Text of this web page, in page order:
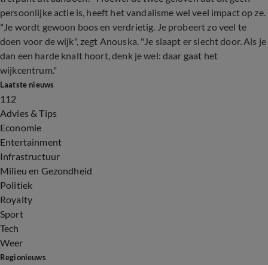
persoonlijke actie is, heeft het vandalisme wel veel impact op ze.
"Je wordt gewoon boos en verdrietig. Je probeert zo veel te
doen voor de wijk", zegt Anouska. "Je slaapt er slecht door. Als je
dan een harde knalt hoort, denk je wel: daar gaat het
wijkcentrum."
Laatste nieuws
112
Advies & Tips
Economie
Entertainment
Infrastructuur
Milieu en Gezondheid
Politiek
Royalty
Sport
Tech
Weer
Regionieuws